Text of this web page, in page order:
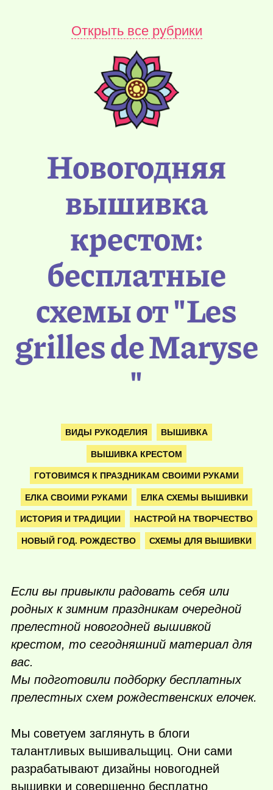
Открыть все рубрики
Новогодняя
вышивка
крестом:
бесплатные
схемы от "Les
grilles de Maryse
"
ВИДЫ РУКОДЕЛИЯ ВЫШИВКА
ВЫШИВКА КРЕСТОМ
ГОТОВИМСЯ К ПРАЗДНИКАМ СВОИМИ РУКАМИ
ЕЛКА СВОИМИ РУКАМИ ЕЛКА СХЕМЫ ВЫШИВКИ
ИСТОРИЯ И ТРАДИЦИИ НАСТРОЙ НА ТВОРЧЕСТВО
НОВЫЙ ГОД. РОЖДЕСТВО СХЕМЫ ДЛЯ ВЫШИВКИ
Если вы привыкли радовать себя или
родных к зимним праздникам очередной
прелестной новогодней вышивкой
крестом, то сегодняшний материал для
вас.
Мы подготовили подборку бесплатных
прелестных схем рождественских елочек.
Мы советуем заглянуть в блоги
талантливых вышивальщиц. Они сами
разрабатывают дизайны новогодней
вышивки и совершенно бесплатно